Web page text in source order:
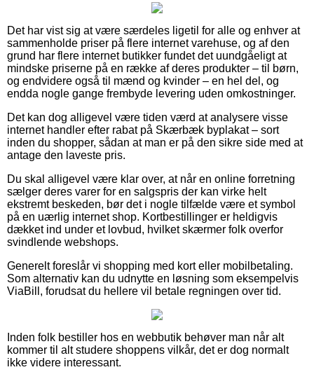
Det har vist sig at være særdeles ligetil for alle og enhver at
sammenholde priser på flere internet varehuse, og af den
grund har flere internet butikker fundet det uundgåeligt at
mindske priserne på en række af deres produkter – til børn,
og endvidere også til mænd og kvinder – en hel del, og
endda nogle gange frembyde levering uden omkostninger.
Det kan dog alligevel være tiden værd at analysere visse
internet handler efter rabat på Skærbæk byplakat – sort
inden du shopper, sådan at man er på den sikre side med at
antage den laveste pris.
Du skal alligevel være klar over, at når en online forretning
sælger deres varer for en salgspris der kan virke helt
ekstremt beskeden, bør det i nogle tilfælde være et symbol
på en uærlig internet shop. Kortbestillinger er heldigvis
dækket ind under et lovbud, hvilket skærmer folk overfor
svindlende webshops.
Generelt foreslår vi shopping med kort eller mobilbetaling.
Som alternativ kan du udnytte en løsning som eksempelvis
ViaBill, forudsat du hellere vil betale regningen over tid.
Inden folk bestiller hos en webbutik behøver man når alt
kommer til alt studere shoppens vilkår, det er dog normalt
ikke videre interessant.